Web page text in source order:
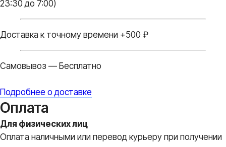
23:30 до 7:00)
Доставка к точному времени +500 ₽
Самовывоз — Бесплатно
Подробнее о доставке
Оплата
Для физических лиц
Оплата наличными или перевод курьеру при получении